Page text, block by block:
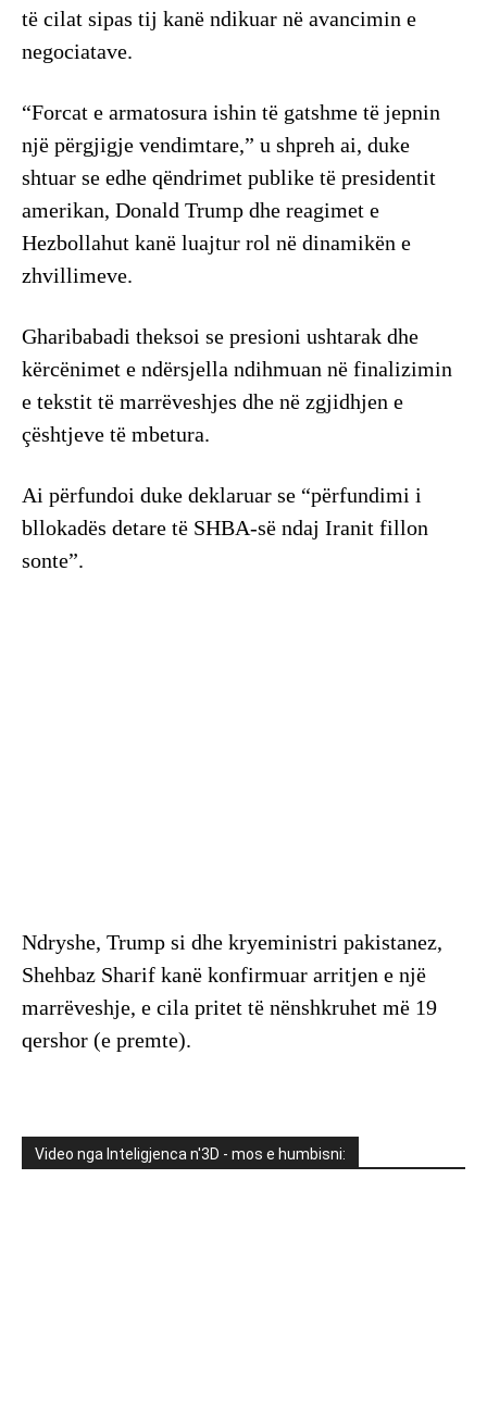
të cilat sipas tij kanë ndikuar në avancimin e
negociatave.
“Forcat e armatosura ishin të gatshme të jepnin
një përgjigje vendimtare,” u shpreh ai, duke
shtuar se edhe qëndrimet publike të presidentit
amerikan, Donald Trump dhe reagimet e
Hezbollahut kanë luajtur rol në dinamikën e
zhvillimeve.
Gharibabadi theksoi se presioni ushtarak dhe
kërcënimet e ndërsjella ndihmuan në finalizimin
e tekstit të marrëveshjes dhe në zgjidhjen e
çështjeve të mbetura.
Ai përfundoi duke deklaruar se “përfundimi i
bllokadës detare të SHBA-së ndaj Iranit fillon
sonte”.
Ndryshe, Trump si dhe kryeministri pakistanez,
Shehbaz Sharif kanë konfirmuar arritjen e një
marrëveshje, e cila pritet të nënshkruhet më 19
qershor (e premte).
Video nga Inteligjenca n'3D - mos e humbisni: